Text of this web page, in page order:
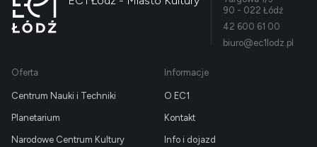
90 - 022 Łódź
42 600 61 00
biuro@ec1lodz.pl
Oferta
Centrum Nauki i Techniki
Planetarium
Narodowe Centrum Kultury
Informacje
O EC1
Kontakt
Info i dojazd